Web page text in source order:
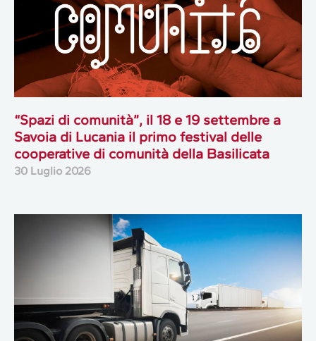
“Spazi di comunità”, il 18 e 19 settembre a
Savoia di Lucania il primo festival delle
cooperative di comunità della Basilicata
30 Luglio 2026